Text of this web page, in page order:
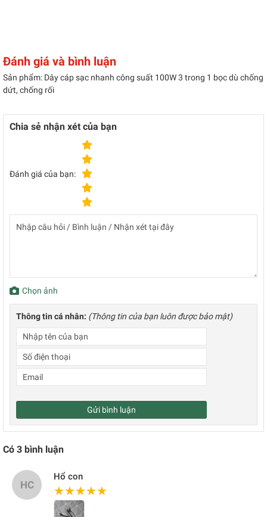
Đánh giá và bình luận
Sản phẩm: Dây cáp sạc nhanh công suất 100W 3 trong 1 bọc dù chống
dứt, chống rối
Chia sẻ nhận xét của bạn
Đánh giá của bạn:
Chọn ảnh
Thông tin cá nhân: (Thông tin của bạn luôn được bảo mật)
Gửi bình luận
Có 3 bình luận
HC
Hổ con
★★★★★
★★★★★